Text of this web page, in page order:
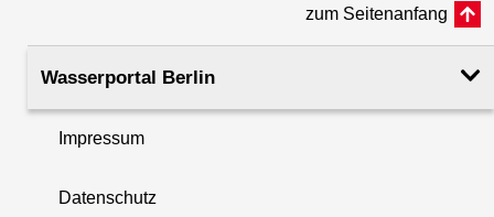
zum Seitenanfang
Wasserportal Berlin
Impressum
Datenschutz